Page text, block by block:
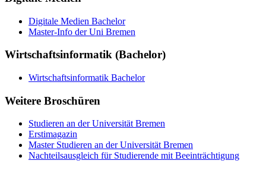
Digitale Medien Bachelor
Master-Info der Uni Bremen
Wirtschaftsinformatik (Bachelor)
Wirtschaftsinformatik Bachelor
Weitere Broschüren
Studieren an der Universität Bremen
Erstimagazin
Master Studieren an der Universität Bremen
Nachteilsausgleich für Studierende mit Beeinträchtigung